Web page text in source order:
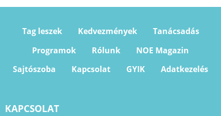
Tag leszek Kedvezmények
Tanácsadás
Programok
Rólunk
NOE Magazin
Sajtószoba
Kapcsolat GYIK Adatkezelés
KAPCSOLAT